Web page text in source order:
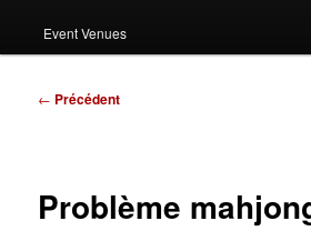
Event Venues
Navigation
← Précédent
Problème